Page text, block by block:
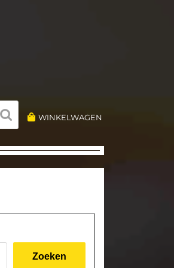
WINKELWAGEN
Zoeken